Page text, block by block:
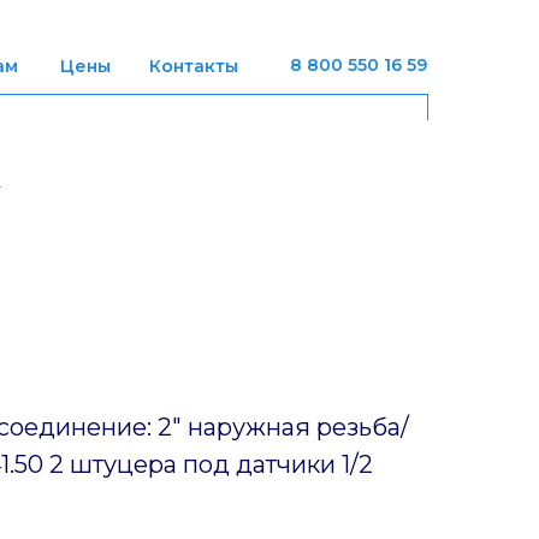
8 800 550 16 59
Цены Контакты
2" наружная резьба/
2 штуцера под датчики 1/2